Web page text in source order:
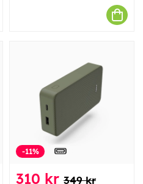
-11%
310 kr 349 kr